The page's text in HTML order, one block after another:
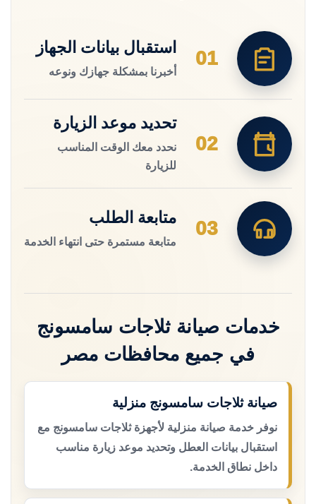
01
استقبال بيانات الجهاز
أخبرنا بمشكلة جهازك ونوعه
02
تحديد موعد الزيارة
نحدد معك الوقت المناسب
للزيارة
03
متابعة الطلب
متابعة مستمرة حتى انتهاء الخدمة
خدمات صيانة ثلاجات سامسونج
في جميع محافظات مصر
صيانة ثلاجات سامسونج منزلية
نوفر خدمة صيانة منزلية لأجهزة ثلاجات سامسونج مع
استقبال بيانات العطل وتحديد موعد زيارة مناسب
داخل نطاق الخدمة.